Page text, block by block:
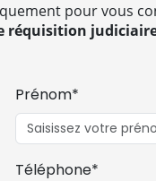
pour vous
réquisition
Prénom*
Téléphone*